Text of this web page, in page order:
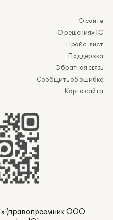
О сайте
О решениях 1С
Прайс-лист
Поддержка
Обратная связь
Сообщить об ошибке
Карта сайта
(правопреемник ООО